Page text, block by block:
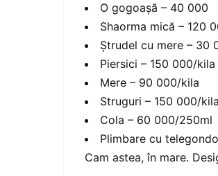
O gogoaşă – 40 000
Shaorma mică – 120
Ştrudel cu mere – 30
Piersici – 150 000/kila
Mere – 90 000/kila
Struguri – 150 000/kila
Cola – 60 000/250ml
Plimbare cu
Cam astea, în mare.